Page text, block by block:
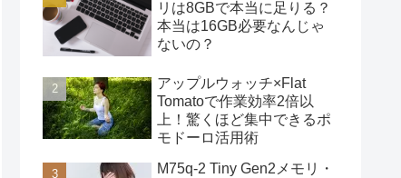
リは8GBで本当に足りる？
本当は16GB必要なんじゃ
ないの？
アップルウォッチ×Flat
Tomatoで作業効率2倍以
上！驚くほど集中できるポ
モドーロ活用術
M75q-2 Tiny Gen2メモリ・